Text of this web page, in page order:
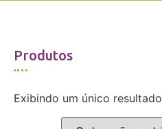
Produtos
Exibindo um único resultado